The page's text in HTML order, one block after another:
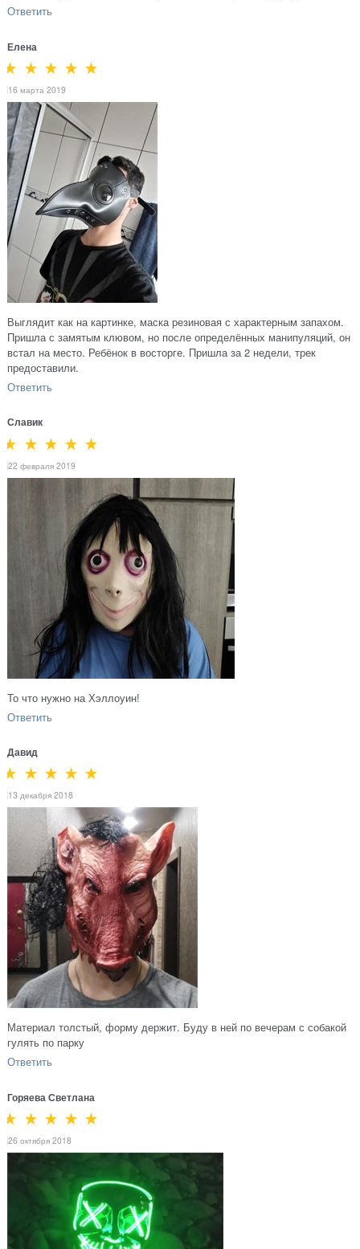
Ответить
Елена
16 марта 2019
Выглядит как на картинке, маска резиновая с характерным запахом.
Пришла с замятым клювом, но после определённых манипуляций, он
встал на место. Ребёнок в восторге. Пришла за 2 недели, трек
предоставили.
Ответить
Славик
22 февраля 2019
То что нужно на Хэллоуин!
Ответить
Давид
13 декабря 2018
Материал толстый, форму держит. Буду в ней по вечерам с собакой
гулять по парку
Ответить
Горяева Светлана
26 октября 2018